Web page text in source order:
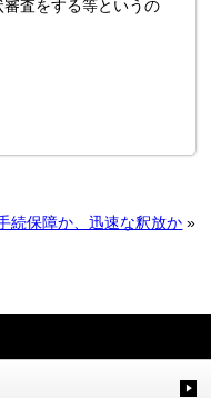
査をする等というの
続保障か、迅速な釈放か »